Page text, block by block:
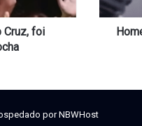
Cruz, foi
por
triplo
Bento
por NBWHost